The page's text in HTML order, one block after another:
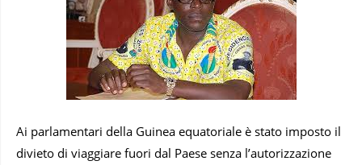
Ai parlamentari della Guinea equatoriale è stato imposto il
divieto di viaggiare fuori dal Paese senza l’autorizzazione